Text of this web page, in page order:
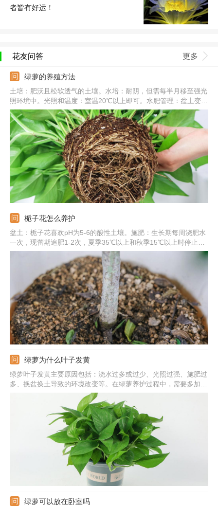
者皆有好运！
花友问答 更多
绿萝的养殖方法
土培：肥沃且松软透气的土壤。水培：耐阴，但需每半月移至强光
照环境中。光照和温度：室温20℃以上即可。水肥管理：盆土变干
需要及时浇水，一次浇透，秋冬减少浇水和施肥。常见病害：炭疽
病、根腐病、叶斑病。
栀子花怎么养护
盆土：栀子花喜欢pH为5-6的酸性土壤。施肥：生长期每周浇肥水
一次，现蕾期追肥1-2次，夏季35℃以上和秋季15℃以上时停止施
肥。浇水：保持盆土湿润，晚上可喷雾将叶片淋湿。光照：要充
足，除七八月份正午外可放在阳光下养护。
绿萝为什么叶子发黄
绿萝叶子发黄主要原因包括：浇水过多或过少、光照过强、施肥过
多、换盆换土导致的环境改变等。在绿萝养护过程中，需要多加观
察，发现叶片发黄及时找出对应原因并作出处理。
绿萝可以放在卧室吗